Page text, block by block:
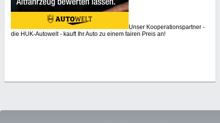
Unser Kooperationspartner -
die HUK-Autowelt - kauft Ihr Auto zu einem fairen Preis an!